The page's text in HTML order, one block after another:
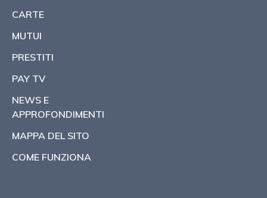
CARTE
MUTUI
PRESTITI
PAY TV
NEWS E
APPROFONDIMENTI
MAPPA DEL SITO
COME FUNZIONA